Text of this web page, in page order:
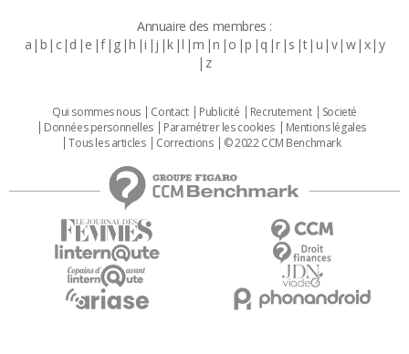
Annuaire des membres :
a b c d e f g h i j k l m n o p q r s t u v w x y
z
Qui sommes nous Contact Publicité Recrutement
Societé
Données personnelles
Paramétrer les cookies
Mentions légales
Tous les articles
Corrections © 2022 CCM Benchmark